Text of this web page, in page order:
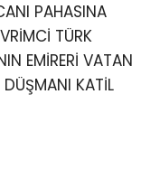
PAHASINA
TÜRK
EMİRERİ VATAN
DÜŞMANI KATİL